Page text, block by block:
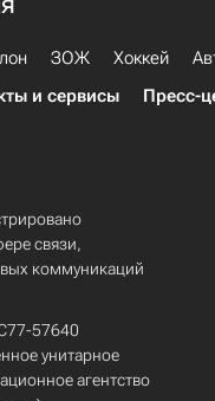
ЗОЖ Хоккей
и сервисы Пресс-
связи,
коммуникаций
57640
унитарное
агентство